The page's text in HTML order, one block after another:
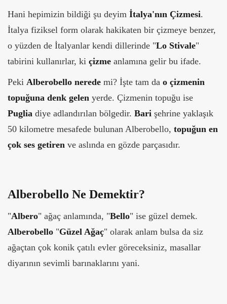
Hani hepimizin bildiği şu deyim İtalya'nın Çizmesi.
İtalya fiziksel form olarak hakikaten bir çizmeye benzer,
o yüzden de İtalyanlar kendi dillerinde "Lo Stivale"
tabirini kullanırlar, ki çizme anlamına gelir bu ifade.
Peki Alberobello nerede mi? İşte tam da o çizmenin
topuğuna denk gelen yerde. Çizmenin topuğu ise
Puglia diye adlandırılan bölgedir. Bari şehrine yaklaşık
50 kilometre mesafede bulunan Alberobello, topuğun en
çok ses getiren ve aslında en gözde parçasıdır.
Alberobello Ne Demektir?
"Albero" ağaç anlamında, "Bello" ise güzel demek.
Alberobello "Güzel Ağaç" olarak anlam bulsa da siz
ağaçtan çok konik çatılı evler göreceksiniz, masallar
diyarının sevimli barınaklarını yani.